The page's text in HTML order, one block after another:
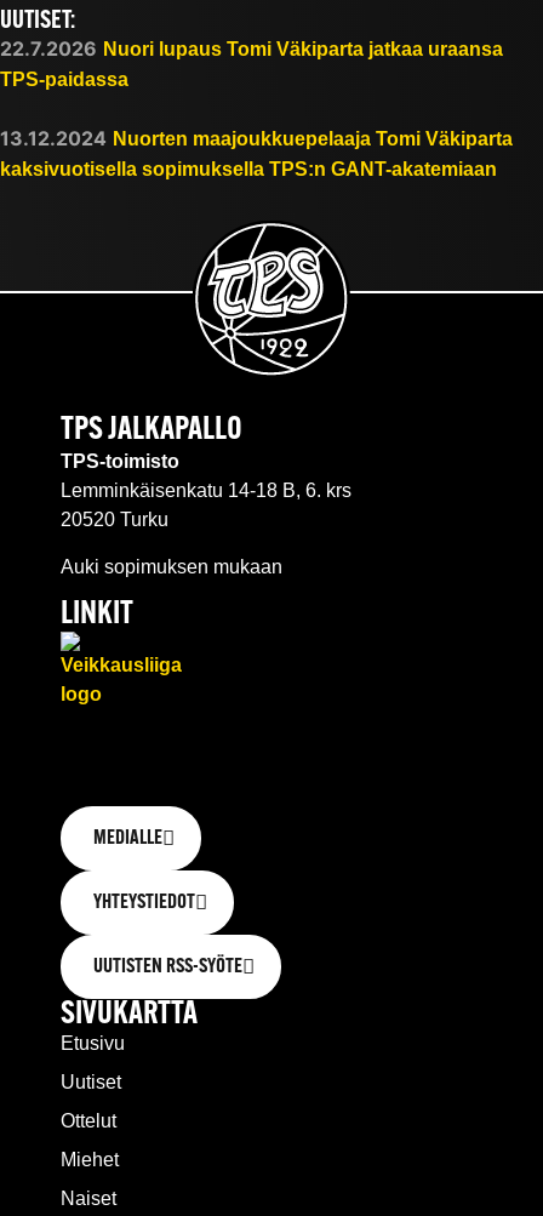
UUTISET:
22.7.2026 Nuori lupaus Tomi Väkiparta jatkaa uraansa
TPS-paidassa
13.12.2024 Nuorten maajoukkuepelaaja Tomi Väkiparta
kaksivuotisella sopimuksella TPS:n GANT-akatemiaan
TPS JALKAPALLO
TPS-toimisto
Lemminkäisenkatu 14-18 B, 6. krs
20520 Turku
Auki sopimuksen mukaan
LINKIT
MEDIALLE
YHTEYSTIEDOT
UUTISTEN RSS-SYÖTE
SIVUKARTTA
Etusivu
Uutiset
Ottelut
Miehet
Naiset